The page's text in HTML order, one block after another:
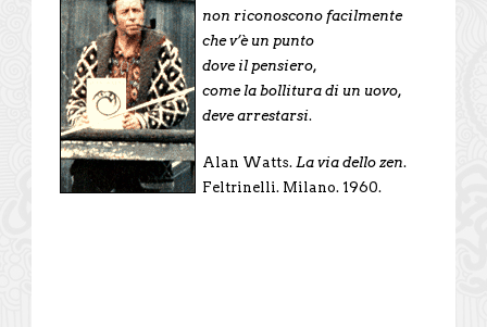
non riconoscono facilmente
che v’è un punto
dove il pensiero,
come la bollitura di un uovo,
deve arrestarsi.
Alan Watts. La via dello zen.
Feltrinelli. Milano. 1960.